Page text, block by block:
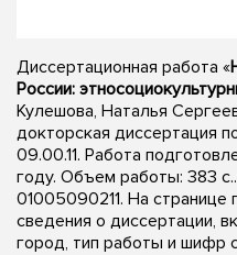
Диссертационная работа «
России:
Кулешова, Наталья
докторская диссертация
09.00.11. Работа
году. Объем работы: 383
01005090211. На
сведения о диссертации,
город, тип работы и шифр